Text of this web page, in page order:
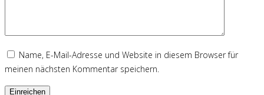
Name, E-Mail-Adresse und Website in diesem Browser für
meinen nächsten Kommentar speichern.